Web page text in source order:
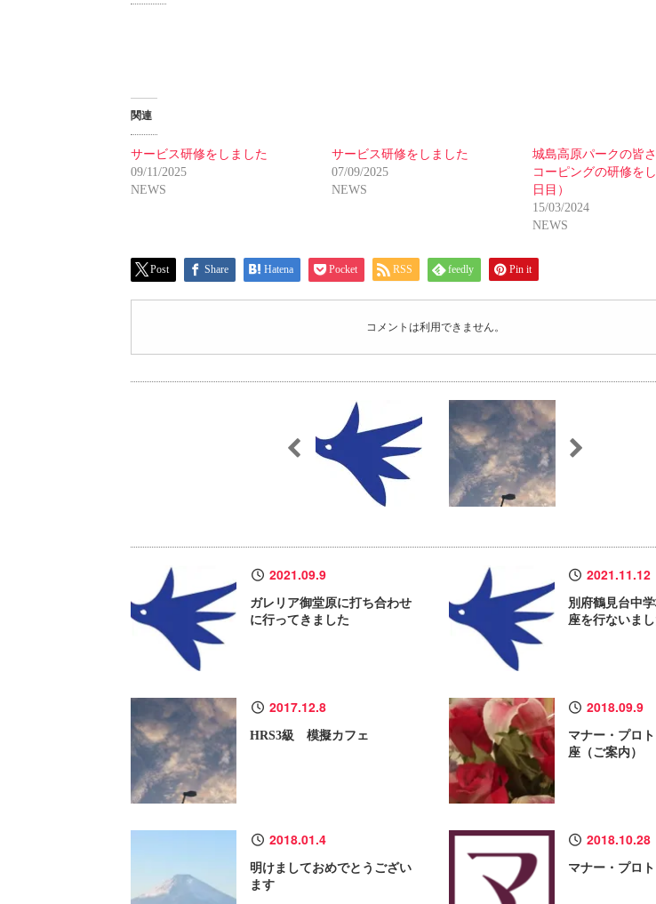
関連
サービス研修をしました
09/11/2025
NEWS
サービス研修をしました
07/09/2025
NEWS
城島高原パークの皆
コーピングの研修を
日目）
15/03/2024
NEWS
Post Share Hatena Pocket RSS feedly Pin it
コメントは利用できません。
2021.09.9
ガレリア御堂原に打ち合わせ
に行ってきました
2021.11.12
別府鶴見台中
座を行ないま
2017.12.8
HRS3級 模擬カフェ
2018.09.9
マナー・プロ
座（ご案内）
2018.01.4
明けましておめでとうござい
ます
2018.10.28
マナー・プロ